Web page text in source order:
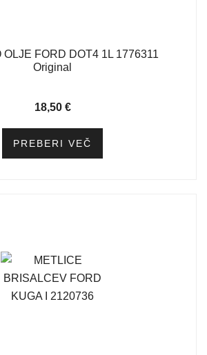
OLJE FORD DOT4 1L 1776311
Original
18,50 €
PREBERI VEČ